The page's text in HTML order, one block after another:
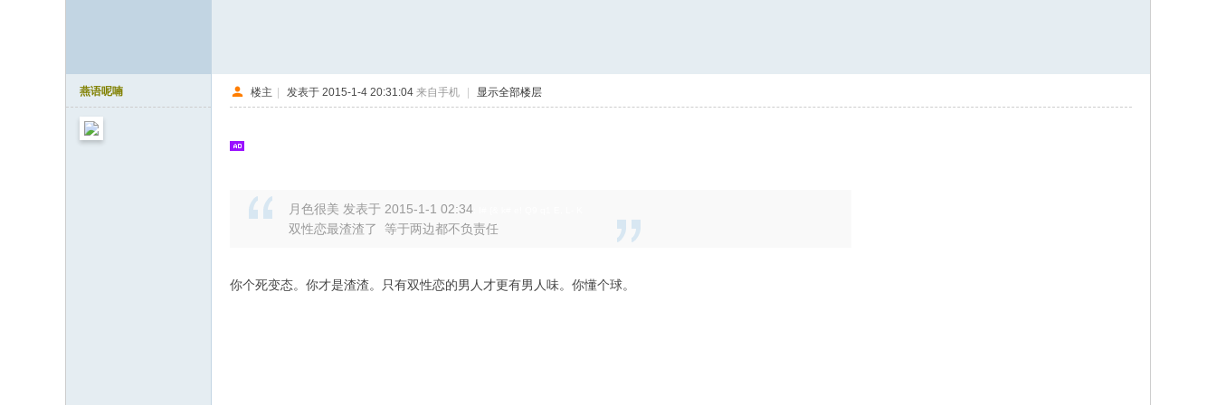
燕语呢喃 楼主 | 发表于 2015-1-4 20:31:04 来自手机 | 显示全部楼层
月色很美 发表于 2015-1-1 02:34
双性恋最渣渣了 等于两边都不负责任
你个死变态。你才是渣渣。只有双性恋的男人才更有男人味。你懂个球。